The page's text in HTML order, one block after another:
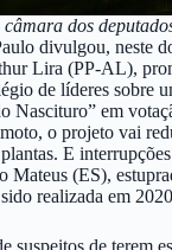
câmara dos
divulgou, neste
Lira (PP-AL),
de líderes sobre
Nascituro” em
o projeto vai
E
Mateus (ES),
realizada em
suspeitos de terem